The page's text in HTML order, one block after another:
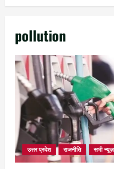
pollution
उत्तर प्रदेश राजनीति सभी न्यूज़